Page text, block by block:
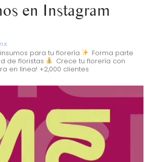
en Instagram
para tu florería
Forma parte
de floristas
Crece tu florería con
en línea! +2,000 clientes